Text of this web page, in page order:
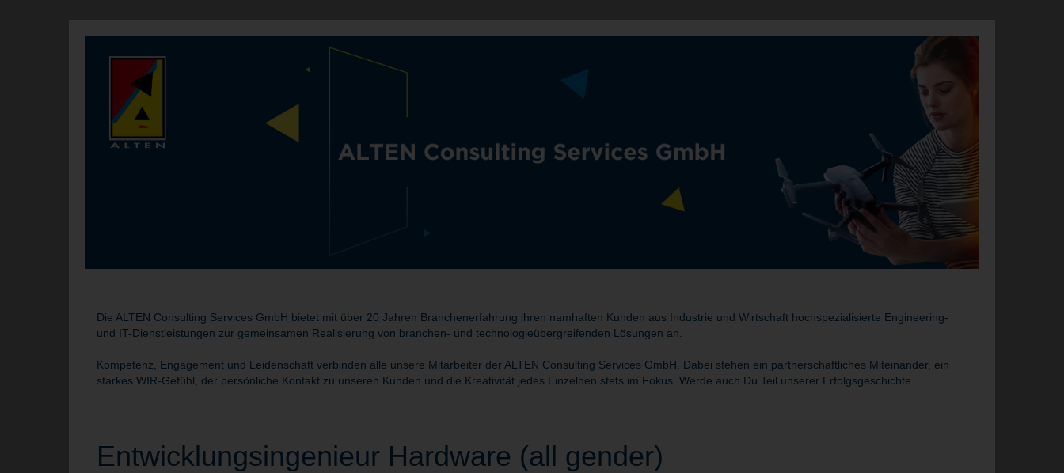
Die ALTEN Consulting Services GmbH bietet mit über 20 Jahren Branchenerfahrung ihren namhaften Kunden aus Industrie und Wirtschaft hochspezialisierte Engineering-
und IT-Dienstleistungen zur gemeinsamen Realisierung von branchen- und technologieübergreifenden Lösungen an.
Kompetenz, Engagement und Leidenschaft verbinden alle unsere Mitarbeiter der ALTEN Consulting Services GmbH. Dabei stehen ein partnerschaftliches Miteinander, ein
starkes WIR-Gefühl, der persönliche Kontakt zu unseren Kunden und die Kreativität jedes Einzelnen stets im Fokus. Werde auch Du Teil unserer Erfolgsgeschichte.
Entwicklungsingenieur Hardware (all gender)